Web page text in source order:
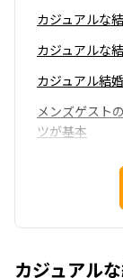
カジュアルな
カジュアルな
カジュアル結
メンズゲスト
ツが基本
女性ゲストの
カジュアル結
カジュアルな
カジュアル